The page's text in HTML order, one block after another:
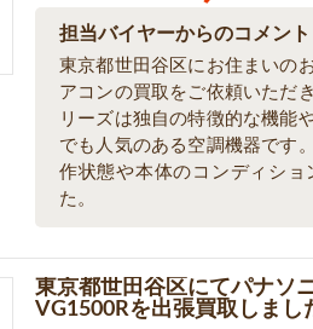
担当バイヤーからのコメント
東京都世田谷区にお住まいの
アコンの買取をご依頼いただ
リーズは独自の特徴的な機能
でも人気のある空調機器です
作状態や本体のコンディシ
た。
東京都世田谷区にてパナソ
VG1500Rを出張買取しまし